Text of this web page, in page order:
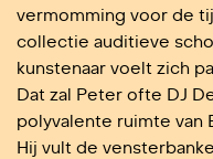
vermomming voor de
collectie auditieve
kunstenaar voelt zich
Dat zal Peter ofte DJ
polyvalente ruimte van
Hij vult de